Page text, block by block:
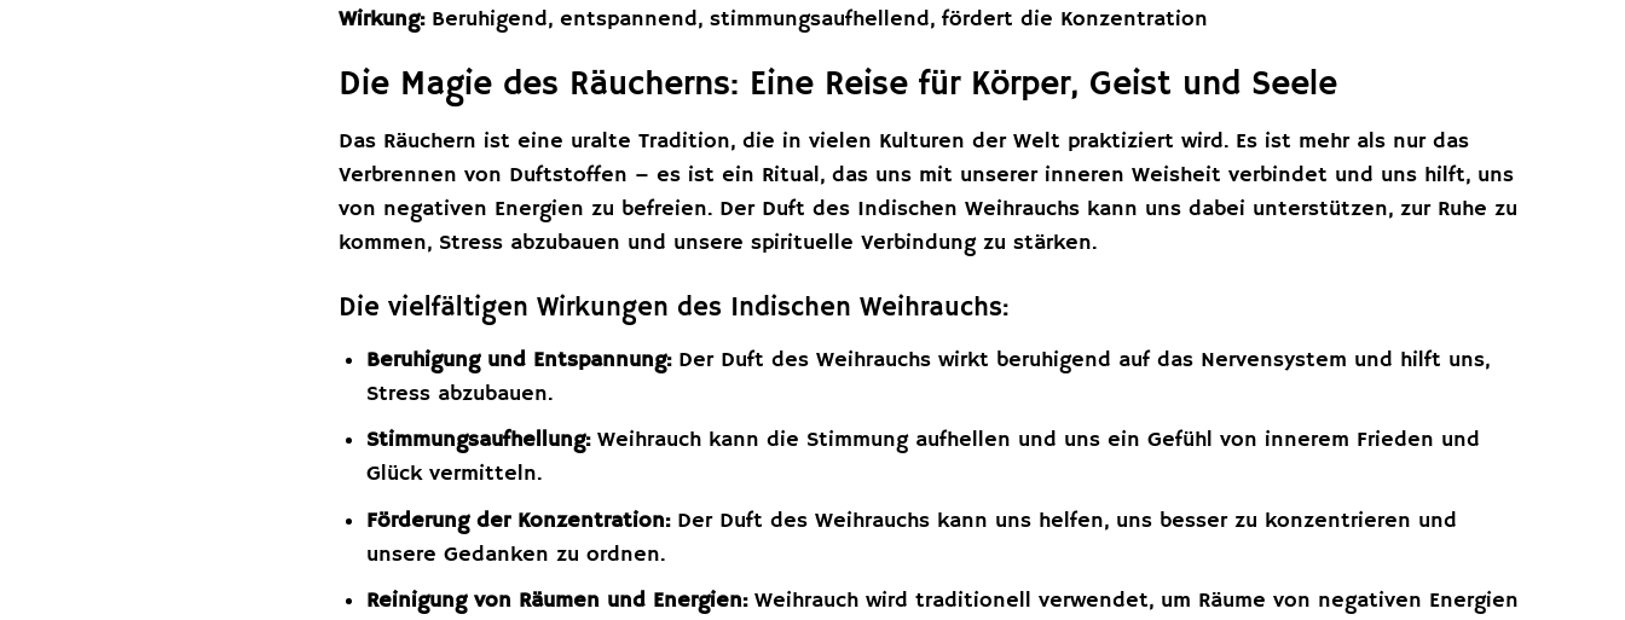
Wirkung:Beruhigend, entspannend, stimmungsaufhellend, fördert die Konzentration
Die Magie des Räucherns: Eine Reise für Körper, Geist und Seele
Das Räuchern ist eine uralte Tradition, die in vielen Kulturen der Welt praktiziert wird. Es ist mehr als nur das
Verbrennen von Duftstoffen – es ist ein Ritual, das uns mit unserer inneren Weisheit verbindet und uns hilft, uns
von negativen Energien zu befreien. Der Duft des Indischen Weihrauchs kann uns dabei unterstützen, zur Ruhe zu
kommen, Stress abzubauen und unsere spirituelle Verbindung zu stärken.
Die vielfältigen Wirkungen des Indischen Weihrauchs:
Beruhigung und Entspannung:Der Duft des Weihrauchs wirkt beruhigend auf das Nervensystem und hilft uns,
Stress abzubauen.
Stimmungsaufhellung:Weihrauch kann die Stimmung aufhellen und uns ein Gefühl von innerem Frieden und
Glück vermitteln.
Förderung der Konzentration:Der Duft des Weihrauchs kann uns helfen, uns besser zu konzentrieren und
unsere Gedanken zu ordnen.
Reinigung von Räumen und Energien:Weihrauch wird traditionell verwendet, um Räume von negativen Energien